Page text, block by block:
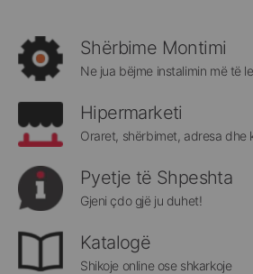
rreth
Megatek:
Shërbime Montimi
Ne jua bëjme instalimin më të
Hipermarketi
Oraret, shërbimet, adresa dhe
Pyetje të Shpeshta
Gjeni çdo gjë ju duhet!
Katalogë
Shikoje online ose shkarkoje